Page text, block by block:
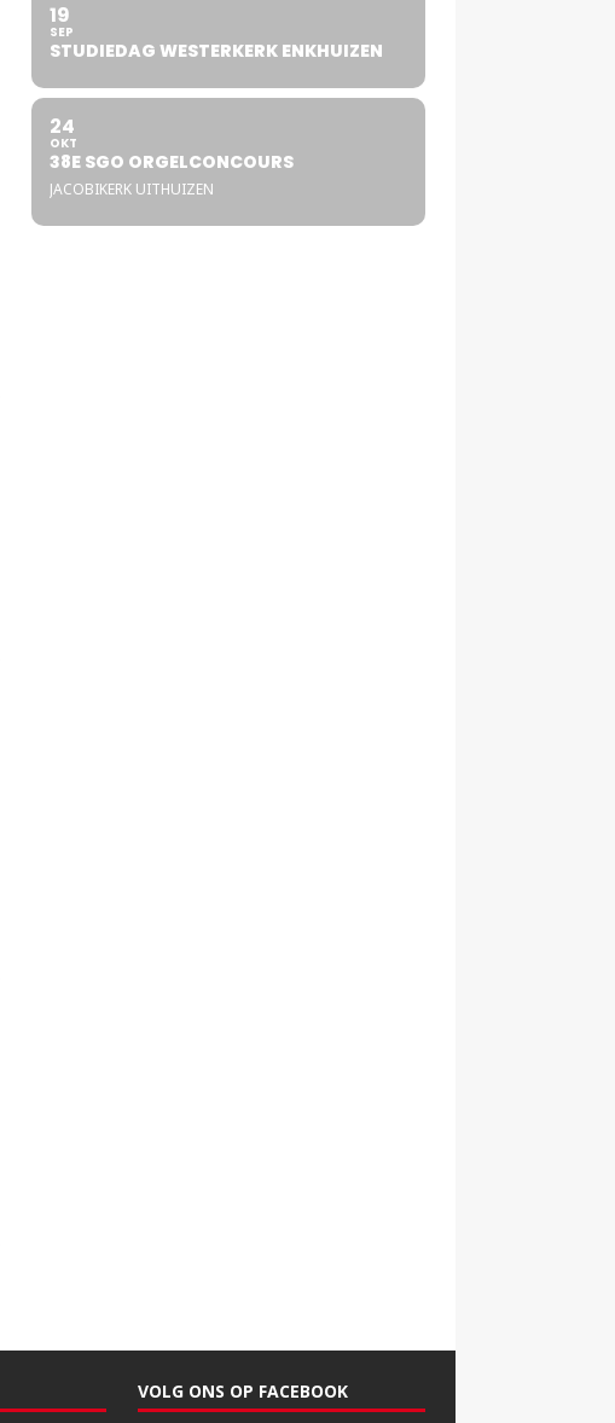
19
SEP
STUDIEDAG WESTERKERK ENKHUIZEN
24
OKT
38E SGO ORGELCONCOURS
JACOBIKERK UITHUIZEN
VOLG ONS OP FACEBOOK